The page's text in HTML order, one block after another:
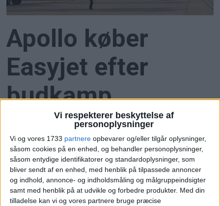
Vi respekterer beskyttelse af
personoplysninger
Vi og vores 1733 partnere opbevarer og/eller tilgår oplysninger,
såsom cookies på en enhed, og behandler personoplysninger,
såsom entydige identifikatorer og standardoplysninger, som
bliver sendt af en enhed, med henblik på tilpassede annoncer
og indhold, annonce- og indholdsmåling og målgruppeindsigter
samt med henblik på at udvikle og forbedre produkter. Med din
tilladelse kan vi og vores partnere bruge præcise
Apollo køber
Easyjet efter
budkamp
Apollo Global Management overtager Easyjet for
5,7 milliarder pund efter måneder med budkamp
om det britiske lavprisselskab.
Her kan du opleve total
solformørkelse